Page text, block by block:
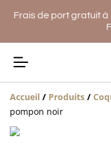
Frais de port gratuit
Accueil / Produits /
pompon noir